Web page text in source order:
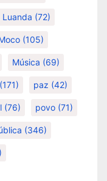
Luanda (72)
(105)
Música (69)
(171) paz (42)
(76) povo (71)
(346)